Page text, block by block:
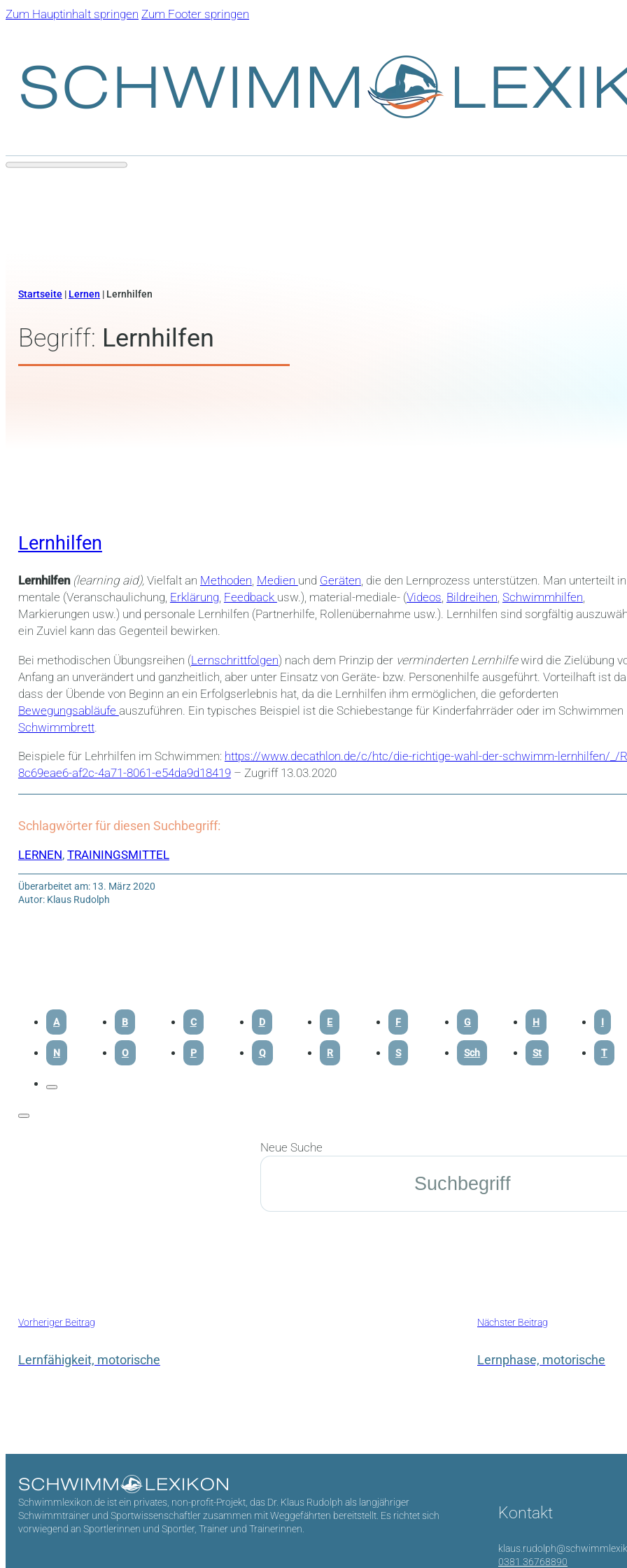
Zum Hauptinhalt springen Zum Footer springen
Startseite | Lernen | Lernhilfen
Begriff: Lernhilfen
Lernhilfen
Lernhilfen (learning aid), Vielfalt an Methoden, Medien und Geräten, die den Lernprozess unterstützen. Man unterteilt in
mentale (Veranschaulichung, Erklärung, Feedback usw.), material-mediale- (Videos, Bildreihen, Schwimmhilfen,
Markierungen usw.) und personale Lernhilfen (Partnerhilfe, Rollenübernahme usw.). Lernhilfen sind sorgfältig
ein Zuviel kann das Gegenteil bewirken.
Bei methodischen Übungsreihen (Lernschrittfolgen) nach dem Prinzip der verminderten Lernhilfewird die Zielübung
Anfang an unverändert und ganzheitlich, aber unter Einsatz von Geräte- bzw. Personenhilfe ausgeführt. Vorteilhaft ist
dass der Übende von Beginn an ein Erfolgserlebnis hat, da die Lernhilfen ihm ermöglichen, die geforderten
Bewegungsabläufe auszuführen. Ein typisches Beispiel ist die Schiebestange für Kinderfahrräder oder im Schwimmen
Schwimmbrett.
Beispiele für Lehrhilfen im Schwimmen: https://www.decathlon.de/c/htc/die-richtige-wahl-der-schwimm-lernhilfen/_/
8c69eae6-af2c-4a71-8061-e54da9d18419– Zugriff 13.03.2020
Schlagwörter für diesen Suchbegriff:
LERNEN, TRAININGSMITTEL
Überarbeitet am: 13. März 2020
Autor: Klaus Rudolph
A B C D E F G H I
N O P Q R S Sch St T
Neue Suche
Suchen
Vorheriger Beitrag
Lernfähigkeit, motorische
Nächster Beitrag
Lernphase, motorische
Schwimmlexikon.de ist ein privates, non-profit-Projekt, das Dr. Klaus Rudolph als langjähriger
Schwimmtrainer und Sportwissenschaftler zusammen mit Weggefährten bereitstellt. Es richtet sich
vorwiegend an Sportlerinnen und Sportler, Trainer und Trainerinnen.
Kontakt
0381 36768890